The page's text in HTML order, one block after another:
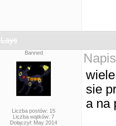
Lays
Banned
Liczba postów: 15
Liczba wątków: 7
Dołączył: May 2014
sie
a na